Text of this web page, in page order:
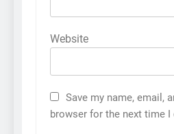
Website
Save my name, email,
browser for the next time I